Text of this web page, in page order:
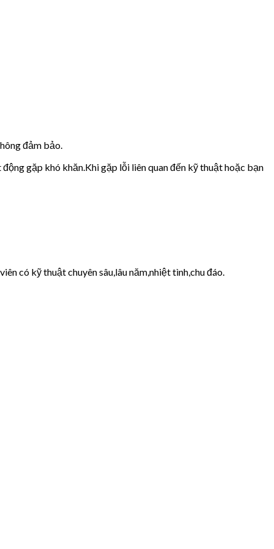
đảm bảo.
gặp khó khăn.Khi gặp lỗi liên quan đến kỹ thuật hoặc bạn
có kỹ thuật chuyên sâu,lâu năm,nhiệt tình,chu đáo.